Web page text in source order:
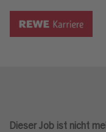
Dieser Job ist nicht